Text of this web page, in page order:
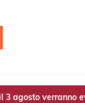
3 agosto verranno